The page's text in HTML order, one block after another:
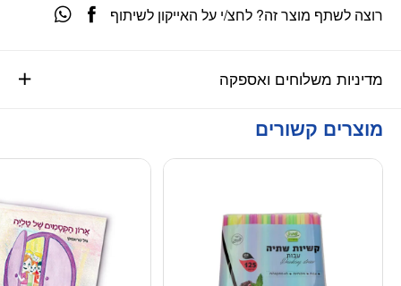
מדיניות משלוחים ואספקה
רוצה לשתף מוצר זה? לחצ/י על האייקון לשיתוף
מוצרים קשורים